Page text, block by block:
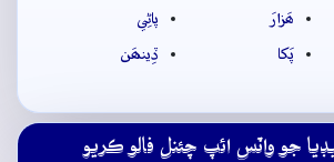
ھَزارَ
پاڻِي
پَکا ڏِينھَن
جو واٽس ائپ چئنل فالو ڪريو